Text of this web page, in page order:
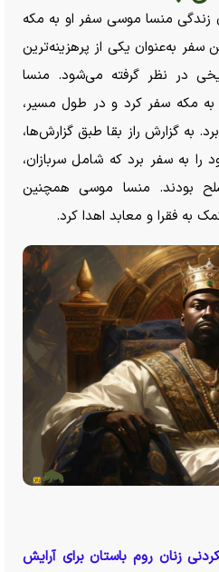
زندگی منسا موسی سفر او به مکه
این سفر به‌عنوان یکی از پرهزینه‌ترین
در نظر گرفته می‌شود. منسا
مکه سفر کرد و در طول مسیر،
به گزارش راز بقا طبق گزارش‌ها،
خود را به سفر برد که شامل سربازان،
بودند. منسا موسی همچنین
به فقرا و معابد اهدا کرد.
زنان روم باستان برای آرایش